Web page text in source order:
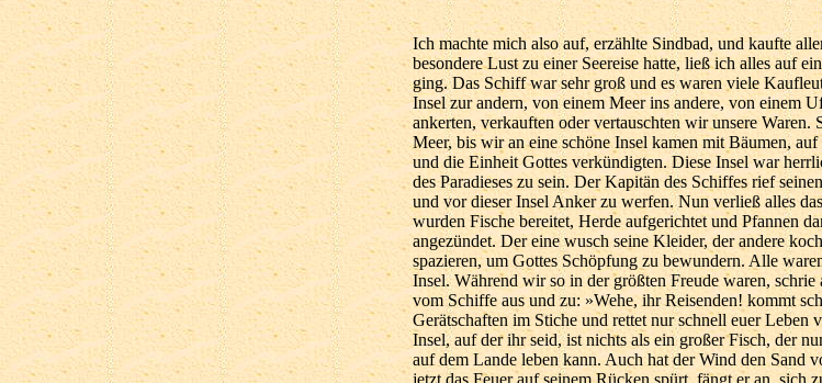
Ich machte mich also auf, erzählte Sindbad, und kaufte allerlei Waren ein. Da ich aber besondere Lust zu einer Seereise hatte, ließ ich alles auf ein Schiff laden, das nach Baßrah ging. Das Schiff war sehr groß und es waren viele Kaufleute darauf; wir reisten nun von einer Insel zur andern, von einem Meer ins andere, von einem Ufer ans andere. Überall, wo wir ankerten, verkauften oder vertauschten wir unsere Waren. So ging es lange gut fort auf dem Meer, bis wir an eine schöne Insel kamen mit Bäumen, auf welchen viele Vögel herumflogen und die Einheit Gottes verkündigten. Diese Insel war herrlich grün und schien ein Lustgarten des Paradieses zu sein. Der Kapitän des Schiffes rief seinen Leuten zu, die Segel einzuziehen und vor dieser Insel Anker zu werfen. Nun verließ alles das Schiff und lief auf die Insel; es wurden Fische bereitet, Herde aufgerichtet und Pfannen darüber gehängt und Feuer angezündet. Der eine wusch seine Kleider, der andere kochte, der dritte ging auf der Insel spazieren, um Gottes Schöpfung zu bewundern. Alle waren munter, aßen und tranken auf der Insel. Während wir so in der größten Freude waren, schrie auf einmal der Kapitän ganz laut vom Schiffe aus und zu: »Wehe, ihr Reisenden! kommt schnell auf das Schiff, laßt alle eure Gerätschaften im Stiche und rettet nur schnell euer Leben vor dem Untergange, denn die Insel, auf der ihr seid, ist nichts als ein großer Fisch, der nun zu wenig Wasser hat und nicht auf dem Lande leben kann. Auch hat der Wind den Sand von ihm weggeblasen, und da er jetzt das Feuer auf seinem Rücken spürt, fängt er an, sich zu bewegen und wird nun mit euch ins Meer tauchen; kommt daher schnell aufs Schiff und rettet euer Leben.« Aber noch ehe der Kapitän ausgeredet hatte, fing die Insel an sich zu bewegen und mitten ins stürmende Meer unterzutauchen, so daß alle, die darauf waren, untergingen. Auch ich sank in die schäumenden Wellen, aber Gott half mir durch ein großes Brett, auf dem die Reisenden gewaschen hatten. Mit leichtem Herzen bestieg ich es, und der Wind spielte mit mir mitten im Meere. Der Kapitän, der die Leute, die auf der Insel waren, untergehen sah, spannte die Segel auf und fuhr mit der Mannschaft, die bei ihm auf dem Schiffe geblieben, davon. Ich sah das Schiff von ferne, konnte es aber nicht mehr einholen. Der Tag war schon vorüber, die Nacht brach herein mit ihrer Dunkelheit, und das Schiff entschwand nun ganz meinen Blicken. So blieb ich auf dem Brett die ganze Nacht hindurch. Am anderen Morgen warf mich eine große Woge glücklicherweise auf eine Insel. Die Ufer aber waren so abschüssig, daß man nirgends hinaufsteigen konnte, und ich wäre angesichts derselben untergegangen, wenn nicht einer der Bäume, welche längs der Küste standen, seine Äste so weit erstreckt hätte, daß ich sie ergreifen konnte. Ich hing mich mit aller Kraft und Anstrengung daran fest, kletterte auf den Baum hinauf und von da herunter auf die Insel. Als ich meine Füße betrachtete, sah ich, daß die Fische das Innere meiner Zehen abgefressen hatten, ohne daß ich es vor vieler Anstrengung bemerkt hatte. Ich warf mich nun auf den Boden nieder, denn ich war von meinen vielen Leiden bewußtlos wie ein Toter. So blieb ich vom ersten Nachmittag bis zum folgenden Morgen liegen, und erwachte erst, als die Sonne sich schon über die Erde verbreitet und die Insel beschienen hatte. Ich richtete mich auf und versuchte zu gehen, was mir aber bei dem Zustande meiner Füße, die in der Nacht noch angeschwollen waren, sehr schwer wurde; dessen ungeachtet schleppte ich mich weiter, blieb dann wieder stehen und dachte über meine Lage nach, dann machte ich einige Schritte auf den Fersen, aß von Früchten dieser Insel und trank aus den Bächen. Mitten in der Insel fand ich eine frische süße Wasserquelle, und blieb hier einen Tag und eine Nacht, und der Schlaf und die Ruhe, die ich hier fand, gaben mir meine Kräfte wieder und ich konnte mich leichter bewegen; ich ging unter den Bäumen spazieren und schnitt mir einen Stock, um mich darauf zu stützen. Auf einmal leuchtete etwas von der Seite des Meeres her wie ein hoher Hügel; ich ging darauf los, mich immer an den Ästen festhaltend, und erblickte ein Pferd, weiches an einen Baum gebunden war. Als es mich sah, wieherte und tobte es so heftig, daß ich erschrak. Dann rief auf einmal eine männliche Stimme und sagte: »Wie kommst du hierher, und woher kommst du? aus welchem Lande bist du?« Ich sagte: »Wisse, Fragender! ich bin ein fremder Mann, der auf einem Schiffe Schiffbruch erlitt und sich auf diese Insel rettete; nun weiß ich nicht, wohin ich mich wenden soll.« Als der Fremde, ein kräftiger, starker Mann, mich angehört hatte, kam er zum Vorschein, ergriff meine Hand und stieg mit mir in eine Höhle hinab, in welcher sich ein schönes, großes Zimmer befand, das mit Teppichen bedeckt war. Er ließ mich an der obern Seite dieses Zimmers niedersetzen und brachte mir einige Speisen, von denen ich aß, bis ich ganz satt war. Mein Geist erholte sich und mein Schrecken ließ nach, Als er sah, daß ich meinen Hunger gestillt und ausgeruht hatte, erkundigte er sich nach meinem Zustand und nach meinen Abenteuern. Ich erzählte ihm meine ganze Geschichte von der frühesten Zeit bis jetzt. Er hörte mit vielem Erstaunen zu, und ich sagte zu ihm: »Nimm mir nicht übel, mein Herr, da ich dir nun alles, was mich betrifft, erzählt habe, willst du mich wohl auch über deine Lage aufklären und mir sagen, wer du bist und warum du hier so abgeschlossen lebst?« Da antwortete er: »Wisse, ich bin der Oberstallmeister des Königs Mihrdjan, und habe die Aufsicht über seine Stallknechte und andere Diener; wir erziehen ihm echte Rassepferde. Zu dieser Zeit nämlich bringen wir eine Stute von echter Rasse hierher, binden sie an den Ort, den du gesehen hast, und verbergen uns dann in dieser Höhle. Sobald es nun still ist, kommt ein Meerhengst und bespringt die angebundene Stute, welche er dann mit sich ins Meer nehmen will, weil sie aber angebunden ist und ihm nicht folgen kann, zu zerreißen sucht; sobald er aber mit dem Maul nach ihr greift, um sie umzubringen, stürzen wir bewaffnet aus der Höhle hervor, so daß er sich fürchtet, entflieht und ins Meer zurückkehrt. Die Stute trägt dann von diesem Hengste, und die Jungen werden so gute Pferde, wie man sie nur bei den Sultanen der Inseln und des Meeres trifft. Wir warten eben, daß der Hengst komme, und sind wir mit unserer Arbeit fertig, so gehen wir nach Haus und nehmen dich mit. Es ist ein Glück für dich, daß du uns hier getroffen hast; sonst hättest du niemand gefunden, der dir einen Weg gezeigt hätte, und du wärest nie mehr in ein bewohntes Land gekommen, denn du bist weit davon entfernt. Du wärest hier in Trauer gestorben, und niemand hätte etwas von deinem Tode gewußt.« Während wir so sprachen, stieg ein Pferd aus